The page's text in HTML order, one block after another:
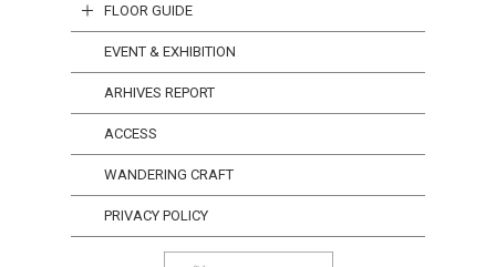
FLOOR GUIDE
EVENT & EXHIBITION
ARHIVES REPORT
ACCESS
WANDERING CRAFT
PRIVACY POLICY